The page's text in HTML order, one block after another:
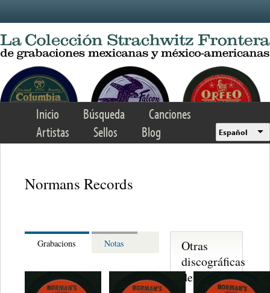
Inicio Búsqueda
Canciones
Artistas
Sellos Blog Español
Normans Records
Grabacions Notas
Otras
discográficas
de nota ...